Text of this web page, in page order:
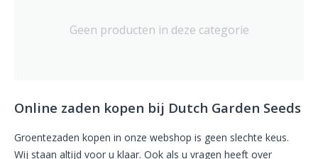
Geen producten in deze categorie
Online zaden kopen bij Dutch Garden Seeds
Groentezaden kopen in onze webshop is geen slechte keus.
Wij staan altijd voor u klaar. Ook als u vragen heeft over